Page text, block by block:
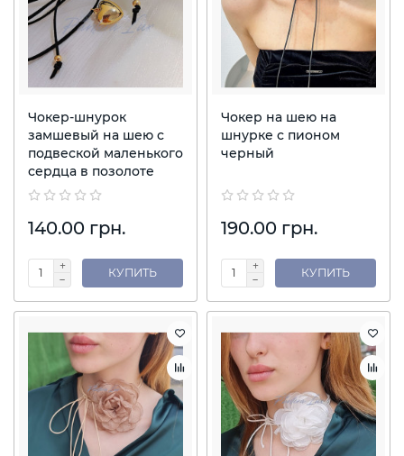
Чокер-шнурок
замшевый на шею с
подвеской маленького
сердца в позолоте
140.00 грн.
КУПИТЬ
Чокер на шею на
шнурке с пионом
черный
190.00 грн.
КУПИТЬ